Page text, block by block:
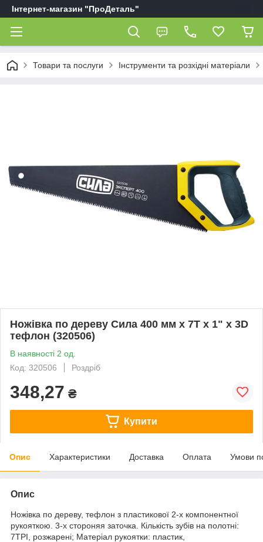
Інтернет-магазин "ПроДеталь"
Товари та послуги Інструменти та розхідні матеріали
Ножівка по дереву Сила 400 мм x 7T x 1" x 3D
тефлон (320506)
В наявності 2 од.
Код: 320506
Роздріб
348,27 ₴
Купити
Опис Характеристики Доставка Оплата Умови
Опис
Ножівка по дереву, тефлон з пластикової 2-х компонентної
рукояткою. 3-х стороняя заточка. Кількість зубів на полотні:
7TPI, розжарені; Матеріал рукоятки: пластик,